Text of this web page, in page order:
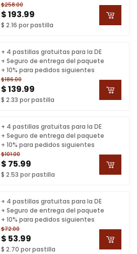
$258.00
$ 193.99
$ 2.16 por pastilla
$186.00
$ 139.99
$ 2.33 por pastilla
+ 4 pastillas gratuitas para la DE
+ Seguro de entrega del paquete
+ 10% para pedidos siguientes
$101.00
$ 75.99
$ 2.53 por pastilla
+ 4 pastillas gratuitas para la DE
+ Seguro de entrega del paquete
+ 10% para pedidos siguientes
$72.00
$ 53.99
$ 2.70 por pastilla
+ 4 pastillas gratuitas para la DE
+ Seguro de entrega del paquete
+ 10% para pedidos siguientes